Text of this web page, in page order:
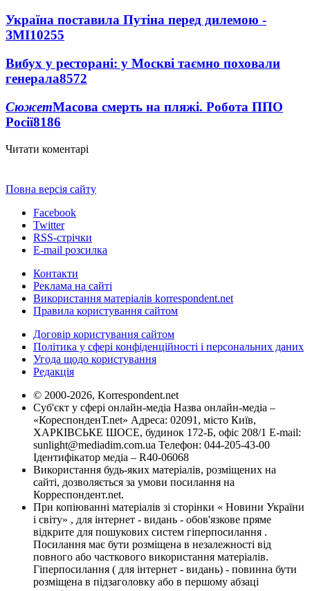
Україна поставила Путіна перед дилемою -
ЗМІ10255
Вибух у ресторані: у Москві таємно поховали
генерала8572
СюжетМасова смерть на пляжі. Робота ППО
Росії8186
Читати коментарі
Повна версія сайту
Facebook
Twitter
RSS-стрічки
E-mail розсилка
Контакти
Реклама на сайті
Використання матеріалів korrespondent.net
Правила користування сайтом
Договір користування сайтом
Політика у сфері конфіденційності і персональних даних
Угода щодо користування
Редакція
© 2000-2026, Korrespondent.net
Суб'єкт у сфері онлайн-медіа Назва онлайн-медіа –
«КореспонденТ.net» Адреса: 02091, місто Київ,
ХАРКІВСЬКЕ ШОСЕ, будинок 172-Б, офіс 208/1 E-mail:
sunlight@mediadim.com.ua Телефон: 044-205-43-00
Ідентифікатор медіа – R40-06068
Використання будь-яких матеріалів, розміщених на
сайті, дозволяється за умови посилання на
Корреспондент.net.
При копіюванні матеріалів зі сторінки « Новини України
і світу» , для інтернет - видань - обов'язкове пряме
відкрите для пошукових систем гіперпосилання .
Посилання має бути розміщена в незалежності від
повного або часткового використання матеріалів.
Гіперпосилання ( для інтернет - видань) - повинна бути
розміщена в підзаголовку або в першому абзаці